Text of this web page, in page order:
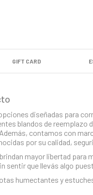
GIFT CARD
diseñadas para
blandos de reemplazo
contamos con
por su calidad,
mayor libertad
sentir que llevás algo
humectantes y